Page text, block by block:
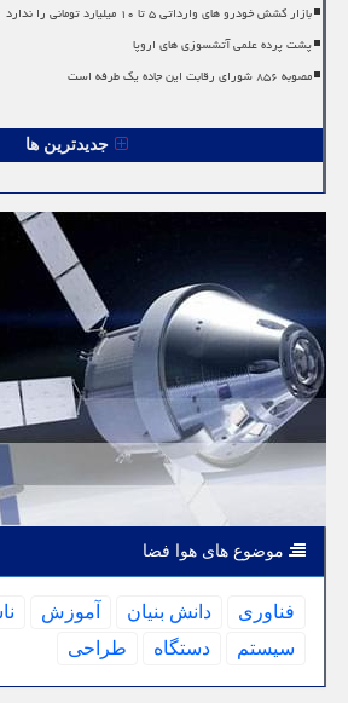
بازار کشش خودرو های وارداتی ۵ تا ۱۰ میلیارد تومانی را ندارد
پشت پرده علمی آتشسوزی های اروپا
مصوبه ۸۵۶ شورای رقابت این جاده یک طرفه است
جدیدترین ها
موضوع های هوا فضا
فناوری دانش بنیان آموزش
سیستم
دستگاه طراحی